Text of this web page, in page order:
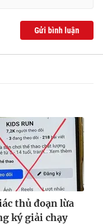
Gửi bình luận
thủ đoạn lừa
ký giải chạy